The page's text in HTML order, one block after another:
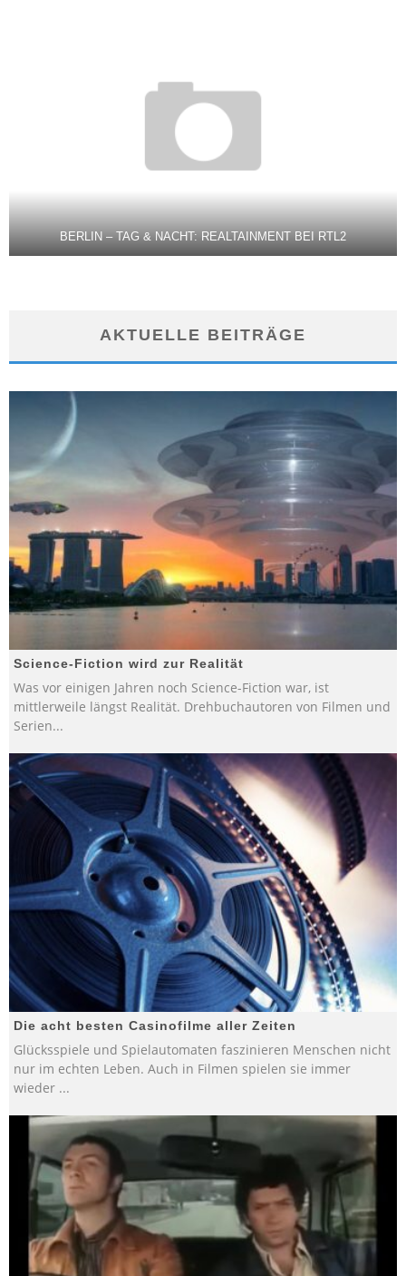
BERLIN – TAG & NACHT: REALTAINMENT BEI RTL2
AKTUELLE BEITRÄGE
Science-Fiction wird zur Realität
Was vor einigen Jahren noch Science-Fiction war, ist
mittlerweile längst Realität. Drehbuchautoren von Filmen und
Serien...
Die acht besten Casinofilme aller Zeiten
Glücksspiele und Spielautomaten faszinieren Menschen nicht
nur im echten Leben. Auch in Filmen spielen sie immer
wieder ...